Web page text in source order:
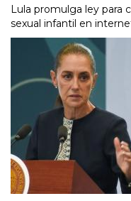
Lula promulga ley para
sexual infantil en